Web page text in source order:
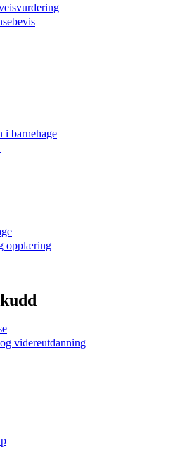
i barnehage
opplæring
videreutdanning